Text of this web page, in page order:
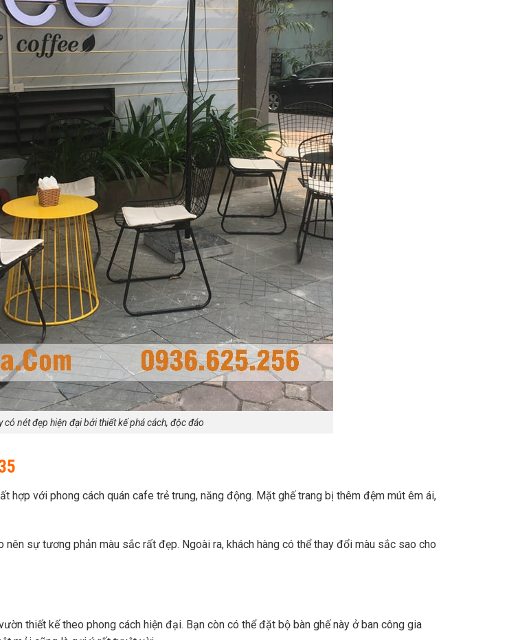
có nét đẹp hiện đại bởi thiết kế phá cách, độc đáo
hợp với phong cách quán cafe trẻ trung, năng động. Mặt ghế trang bị thêm đệm mút êm ái,
nên sự tương phản màu sắc rất đẹp. Ngoài ra, khách hàng có thể thay đổi màu sắc sao cho
thiết kế theo phong cách hiện đại. Bạn còn có thể đặt bộ bàn ghế này ở ban công gia